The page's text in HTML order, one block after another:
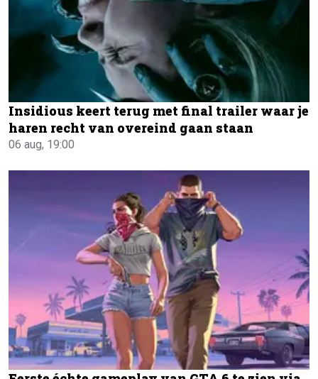
Insidious keert terug met final trailer waar je
haren recht van overeind gaan staan
06 aug, 19:00